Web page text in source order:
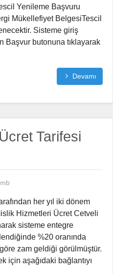
Yenileme Başvuru
Mükellefiyet BelgesiTescil
Sisteme giriş
Başvur butonuna tıklayarak
Devamı
Tarifesi
her yıl iki dönem
Hizmetleri Ücret Cetveli
sisteme entegre
%20 oranında
zam geldiği görülmüştür.
için aşağıdaki bağlantıyı